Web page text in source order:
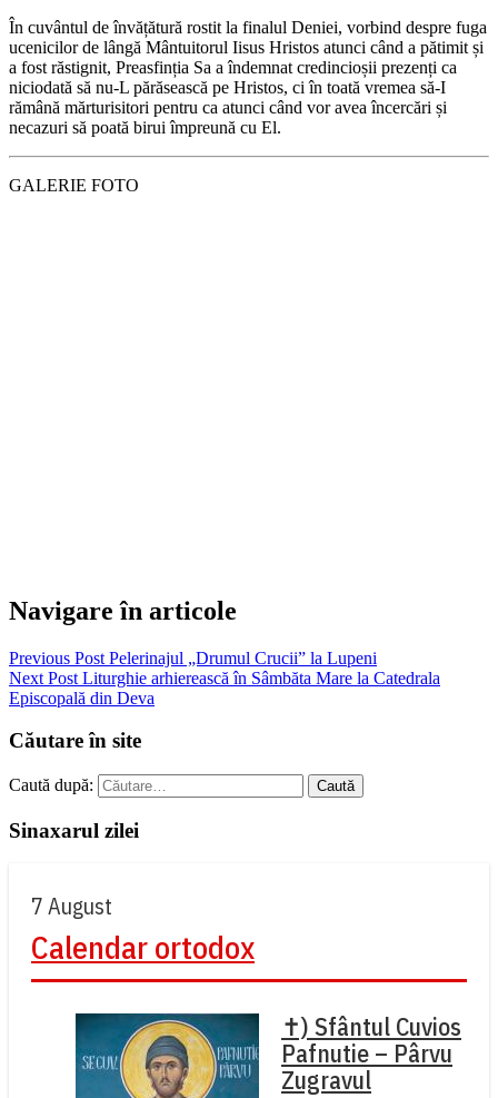
În cuvântul de învățătură rostit la finalul Deniei, vorbind despre fuga
ucenicilor de lângă Mântuitorul Iisus Hristos atunci când a pătimit și
a fost răstignit, Preasfinția Sa a îndemnat credincioșii prezenți ca
niciodată să nu-L părăsească pe Hristos, ci în toată vremea să-I
rămână mărturisitori pentru ca atunci când vor avea încercări și
necazuri să poată birui împreună cu El.
GALERIE FOTO
Navigare în articole
Previous Post Pelerinajul „Drumul Crucii” la Lupeni
Next Post Liturghie arhierească în Sâmbăta Mare la Catedrala
Episcopală din Deva
Căutare în site
Caută după:
Sinaxarul zilei
7 August
Calendar ortodox
✝) Sfântul Cuvios
Pafnutie – Pârvu
Zugravul